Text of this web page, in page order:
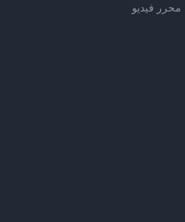
محرر فيديو